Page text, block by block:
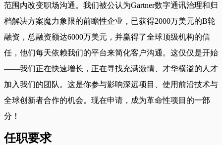
范围内改变职场沟通。我们被公认为Gartner数字通讯治理和归
档解决方案魔力象限的前瞻性企业，已获得2000万美元的B轮
融资，总融资额达6000万美元，并赢得了全球顶级机构的信
任，他们每天依赖我们的平台来简化客户沟通。这仅仅是开始
——我们正在快速增长，正在寻找充满激情、才华横溢的人才
加入我们的团队。这是你参与影响深远项目、使用前沿技术与
全球创新者合作的机会。现在申请，成为革命性项目的一部
分！
任职要求